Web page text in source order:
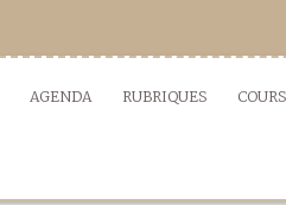
AGENDA RUBRIQUES COURS